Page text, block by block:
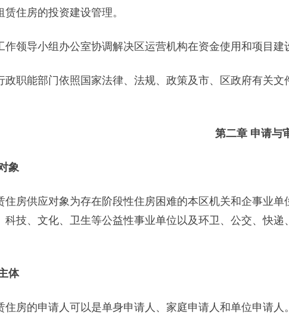
住房的投资建设管理。
导小组办公室协调解决区运营机构在资金使用和项目建
能部门依照国家法律、法规、政策及市、区政府有关文
第二章 申请与
象
供应对象为存在阶段性住房困难的本区机关和企事业单
科技、文化、卫生等公益性事业单位以及环卫、公交、快
体
的申请人可以是单身申请人、家庭申请人和单位申请人。